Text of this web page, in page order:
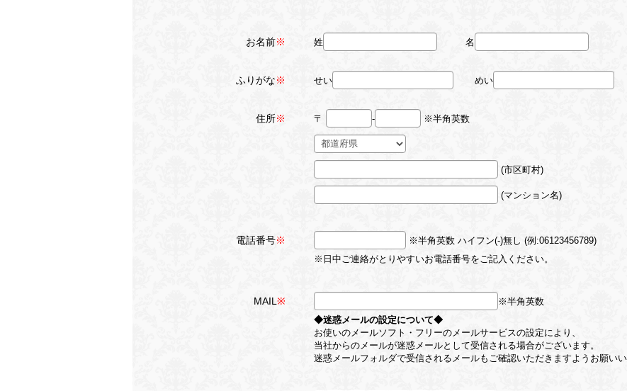
お名前※ 姓 名
ふりがな※ せい めい
住所※ 〒 - ※半角英数
(市区町村)
(マンション名)
電話番号※
※半角英数 ハイフン(-)無し (例:06123456789)
※日中ご連絡がとりやすいお電話番号をご記入ください。
MAIL ※
※半角英数
◆迷惑メールの設定について◆
お使いのメールソフト・フリーのメールサービスの設定により、
当社からのメールが迷惑メールとして受信される場合がございます。
迷惑メールフォルダで受信されるメールもご確認いただきますようお願いい